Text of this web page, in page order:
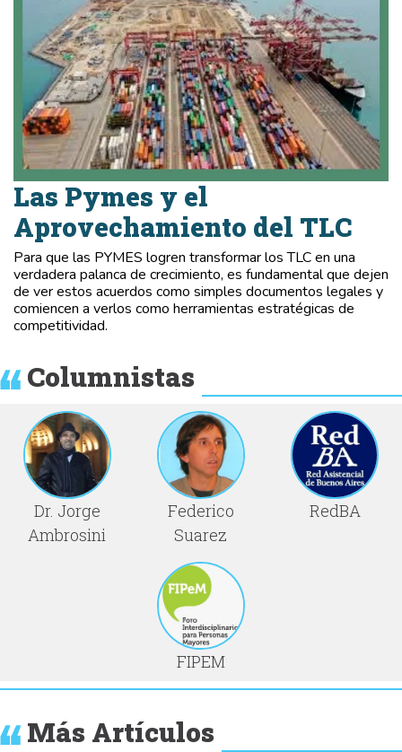
Las Pymes y el
Aprovechamiento del TLC
Para que las PYMES logren transformar los TLC en una
verdadera palanca de crecimiento, es fundamental que dejen
de ver estos acuerdos como simples documentos legales y
comiencen a verlos como herramientas estratégicas de
competitividad.
Columnistas
Dr. Jorge
Ambrosini
Federico
Suarez
RedBA
FIPEM
Más Artículos